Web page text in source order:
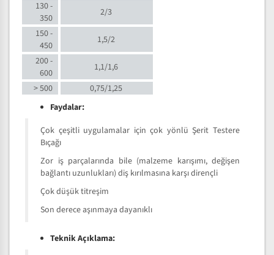
130 -
350
2/3
150 -
450
1,5/2
200 -
600
1,1/1,6
> 500
0,75/1,25
Faydalar:
Çok çeşitli uygulamalar için çok yönlü Şerit Testere
Bıçağı
Zor iş parçalarında bile (malzeme karışımı, değişen
bağlantı uzunlukları) diş kırılmasına karşı dirençli
Çok düşük titreşim
Son derece aşınmaya dayanıklı
Teknik Açıklama: